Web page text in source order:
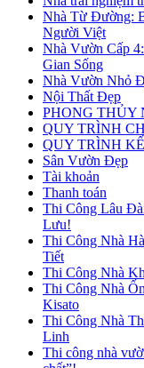
Nhà Từ Đường:
Người Việt
Nhà Vườn Cấp
Gian Sống
Nhà Vườn Nhỏ
Nội Thất Đẹp
PHONG THỦY
QUY TRÌNH
QUY TRÌNH
Sân Vườn Đẹp
Tài khoản
Thanh toán
Thi Công Lâu
Lưu!
Thi Công Nhà
Tiết
Thi Công Nhà
Thi Công Nhà
Kisato
Thi Công Nhà
Linh
Thi công nhà